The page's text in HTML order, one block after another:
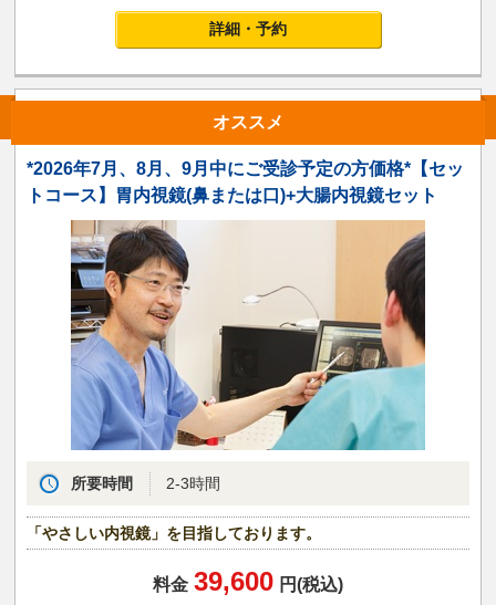
詳細・予約
オススメ
*2026年7月、8月、9月中にご受診予定の方価格*【セッ
トコース】胃内視鏡(鼻または口)+大腸内視鏡セット
所要時間 2-3時間
「やさしい内視鏡」を目指しております。
料金 39,600 円(税込)